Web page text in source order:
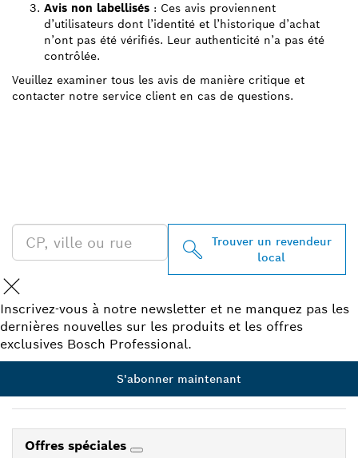
Avis non labellisés : Ces avis proviennent
d’utilisateurs dont l’identité et l’historique d’achat
n’ont pas été vérifiés. Leur authenticité n’a pas été
contrôlée.
Veuillez examiner tous les avis de manière critique et
contacter notre service client en cas de questions.
Trouver un revendeur
local
Inscrivez-vous à notre newsletter et ne manquez pas les
dernières nouvelles sur les produits et les offres
exclusives Bosch Professional.
S'abonner maintenant
Offres spéciales